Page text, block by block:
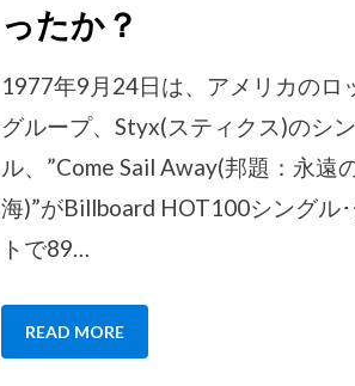
ったか？
1977年9月24日は、アメリカのロ
グループ、Styx(スティクス)のシ
ル、”Come Sail Away(邦題：永遠
海)”がBillboard HOT100シングル
トで89…
READ MORE